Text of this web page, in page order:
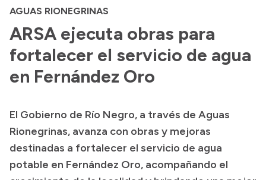
Autoridades
Delegaciones
Normativa
Historia Vial
Mi Vial
Recibos de sueldo
Correo oficial
AGUAS RIONEGRINAS
ARSA ejecuta obras para
fortalecer el servicio de agua
en Fernández Oro
El Gobierno de Río Negro, a través de Aguas
Rionegrinas, avanza con obras y mejoras
destinadas a fortalecer el servicio de agua
potable en Fernández Oro, acompañando el